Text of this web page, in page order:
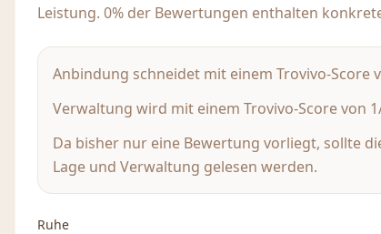
Leistung. 0% der Bewertungen enthalten
Anbindung schneidet mit einem Trovivo-
Verwaltung wird mit einem Trovivo-Score
Da bisher nur eine Bewertung vorliegt, sollte
Lage und Verwaltung gelesen werden.
Ruhe